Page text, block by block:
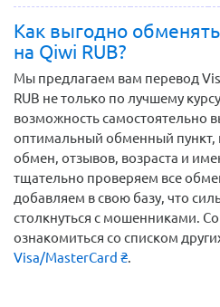
Как выгодно
на Qiwi RUB?
Мы предлагаем вам перевод
RUB не только по лучшему
возможность самостоятельно
оптимальный обменный пункт,
обмен, отзывов, возраста и
тщательно проверяем все
добавляем в свою базу, что
столкнуться с мошенниками.
ознакомиться со списком
Visa/MasterCard ₴.